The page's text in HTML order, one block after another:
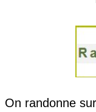
On randonne